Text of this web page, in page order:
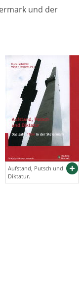
und der
Aufstand, Putsch und
Diktatur.